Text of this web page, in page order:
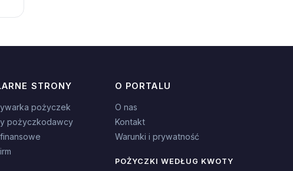
STRONY
pożyczek
pożyczkodawcy
O PORTALU
O nas
Kontakt
Warunki i prywatność
POŻYCZKI WEDŁUG KWOTY